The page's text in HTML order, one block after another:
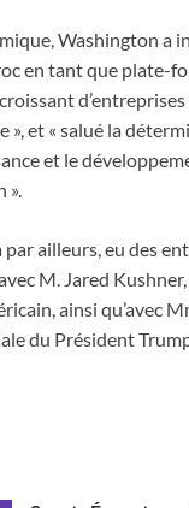
Washington a
en tant que plate-
», et « salué la
et le
».
par ailleurs, eu des
M. Jared
ainsi qu’avec
du Président